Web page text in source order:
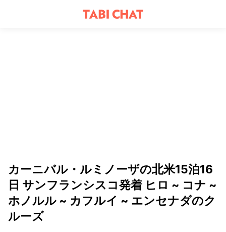
カーニバル・ルミノーザの北米15泊16
日 サンフランシスコ発着 ヒロ ~ コナ ~
ホノルル ~ カフルイ ~ エンセナダのク
ルーズ